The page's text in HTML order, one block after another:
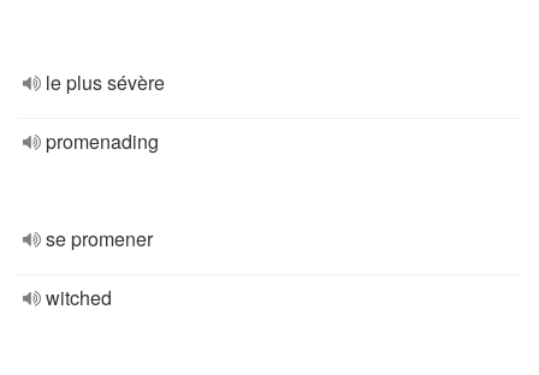
le plus sévère
promenading
se promener
witched